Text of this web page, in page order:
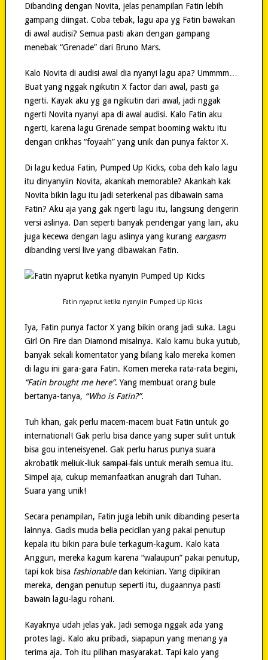
Dibanding dengan Novita, jelas penampilan Fatin lebih
gampang diingat. Coba tebak, lagu apa yg Fatin bawakan
di awal audisi? Semua pasti akan dengan gampang
menebak “Grenade” dari Bruno Mars.
Kalo Novita di audisi awal dia nyanyi lagu apa? Ummmm…
Buat yang nggak ngikutin X factor dari awal, pasti ga
ngerti. Kayak aku yg ga ngikutin dari awal, jadi nggak
ngerti Novita nyanyi apa di awal audisi. Kalo Fatin aku
ngerti, karena lagu Grenade sempat booming waktu itu
dengan cirikhas “foyaah” yang unik dan punya faktor X.
Di lagu kedua Fatin, Pumped Up Kicks, coba deh kalo lagu
itu dinyanyiin Novita, akankah memorable? Akankah kak
Novita bikin lagu itu jadi seterkenal pas dibawain sama
Fatin? Aku aja yang gak ngerti lagu itu, langsung dengerin
versi aslinya. Dan seperti banyak pendengar yang lain, aku
juga kecewa dengan lagu aslinya yang kurang eargasm
dibanding versi live yang dibawakan Fatin.
Fatin nyaprut ketika nyanyiin Pumped Up Kicks
Iya, Fatin punya factor X yang bikin orang jadi suka. Lagu
Girl On Fire dan Diamond misalnya. Kalo kamu buka yutub,
banyak sekali komentator yang bilang kalo mereka komen
di lagu ini gara-gara Fatin. Komen mereka rata-rata begini,
“Fatin brought me here”. Yang membuat orang bule
bertanya-tanya, “Who is Fatin?”.
Tuh khan, gak perlu macem-macem buat Fatin untuk go
international! Gak perlu bisa dance yang super sulit untuk
bisa gou inteneisyenel. Gak perlu harus punya suara
akrobatik meliuk-liuksampai falsuntuk meraih semua itu.
Simpel aja, cukup memanfaatkan anugrah dari Tuhan.
Suara yang unik!
Secara penampilan, Fatin juga lebih unik dibanding peserta
lainnya. Gadis muda belia pecicilan yang pakai penutup
kepala itu bikin para bule terkagum-kagum. Kalo kata
Anggun, mereka kagum karena “walaupun” pakai penutup,
tapi kok bisa fashionabledan kekinian. Yang dipikiran
mereka, dengan penutup seperti itu, dugaannya pasti
bawain lagu-lagu rohani.
Kayaknya udah jelas yak. Jadi semoga nggak ada yang
protes lagi. Kalo aku pribadi, siapapun yang menang ya
terima aja. Toh itu pilihan masyarakat. Tapi kalo yang